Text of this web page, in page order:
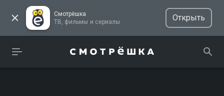
Смотрёшка
ТВ, фильмы и сериалы
Открыть